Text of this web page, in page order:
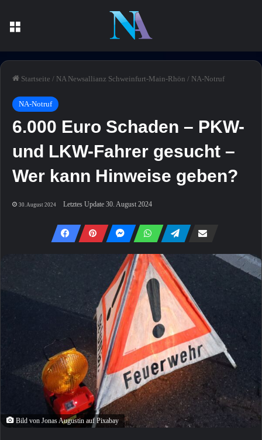
Startseite / NA Newsallianz Schweinfurt-Main-Rhön / NA-Notruf
NA-Notruf
6.000 Euro Schaden – PKW-
und LKW-Fahrer gesucht –
Wer kann Hinweise geben?
30. August 2024 Letztes Update 30. August 2024
Bild von Jonas Augustin auf Pixabay